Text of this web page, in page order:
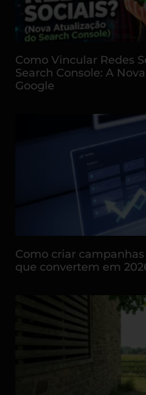
Como Vincular Redes
Search Console: A
Google
Como criar
que convertem em